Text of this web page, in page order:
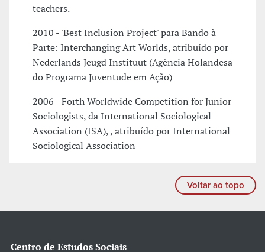
teachers.
2010 - 'Best Inclusion Project' para Bando à
Parte: Interchanging Art Worlds, atribuído por
Nederlands Jeugd Instituut (Agência Holandesa
do Programa Juventude em Ação)
2006 - Forth Worldwide Competition for Junior
Sociologists, da International Sociological
Association (ISA), , atribuído por International
Sociological Association
Voltar ao topo
Centro de Estudos Sociais